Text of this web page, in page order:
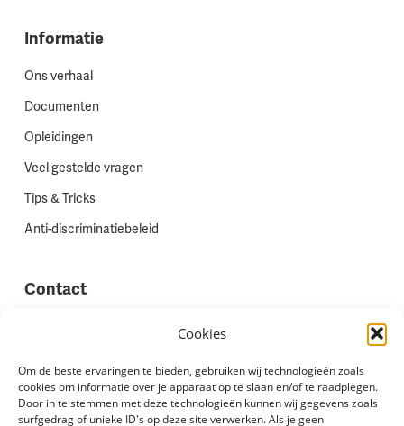
Cookies
Om de beste ervaringen te bieden, gebruiken wij technologieën zoals
cookies om informatie over je apparaat op te slaan en/of te raadplegen.
Door in te stemmen met deze technologieën kunnen wij gegevens zoals
surfgedrag of unieke ID's op deze site verwerken. Als je geen
Informatie
Ons verhaal
Documenten
Opleidingen
Veel gestelde vragen
Tips & Tricks
Anti-discriminatiebeleid
Contact
Site feedback
Klachten